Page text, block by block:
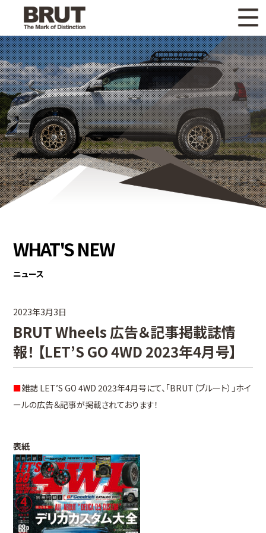
WHAT'S NEW ニュース
WHEEL LINEUP ホイールラインナップ
OTHER PRODUCT 関連製品
GALLERY ギャラリー
CATALOG カタログ請求
PRIVACY POLICY 個人情報保護方針
WHAT'S NEW
ニュース
2023年3月3日
BRUT Wheels 広告＆記事掲載誌情
報！ 【LET’S GO 4WD 2023年4月号】
■雑誌 LET’S GO 4WD 2023年4月号にて、「BRUT（ブルート）」ホイ
ールの広告＆記事が掲載されております！
表紙